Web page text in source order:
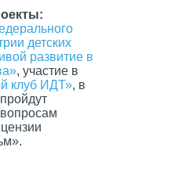
детских
развитие в
, участие в
клуб ИДТ», в